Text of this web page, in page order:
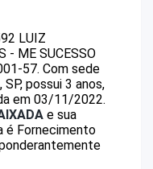
LUIZ
- ME SUCESSO
57. Com sede
SP, possui 3 anos,
em 03/11/2022.
e sua
é Fornecimento